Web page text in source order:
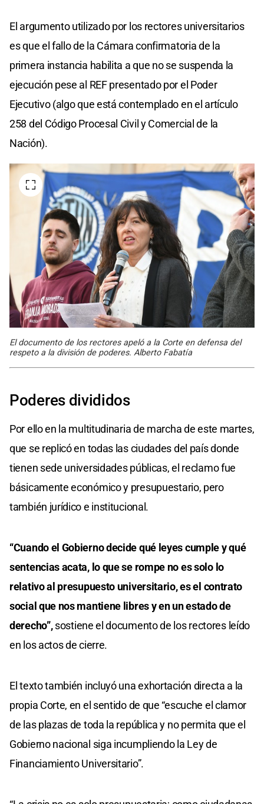
El argumento utilizado por los rectores universitarios
es que el fallo de la Cámara confirmatoria de la
primera instancia habilita a que no se suspenda la
ejecución pese al REF presentado por el Poder
Ejecutivo (algo que está contemplado en el artículo
258 del Código Procesal Civil y Comercial de la
Nación).
El documento de los rectores apeló a la Corte en defensa del
respeto a la división de poderes. Alberto Fabatía
Poderes divididos
Por ello en la multitudinaria de marcha de este martes,
que se replicó en todas las ciudades del país donde
tienen sede universidades públicas, el reclamo fue
básicamente económico y presupuestario, pero
también jurídico e institucional.
“Cuando el Gobierno decide qué leyes cumple y qué
sentencias acata, lo que se rompe no es solo lo
relativo al presupuesto universitario, es el contrato
social que nos mantiene libres y en un estado de
derecho”,sostiene el documento de los rectores leído
en los actos de cierre.
El texto también incluyó una exhortación directa a la
propia Corte, en el sentido de que “escuche el clamor
de las plazas de toda la república y no permita que el
Gobierno nacional siga incumpliendo la Ley de
Financiamiento Universitario”.